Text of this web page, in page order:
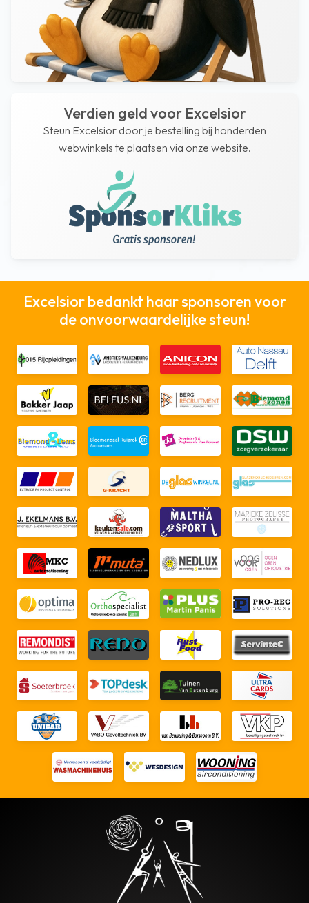
Verdien geld voor Excelsior
Steun Excelsior door je bestelling bij honderden
webwinkels te plaatsen via onze website.
Excelsior bedankt haar sponsoren voor
de onvoorwaardelijke steun!